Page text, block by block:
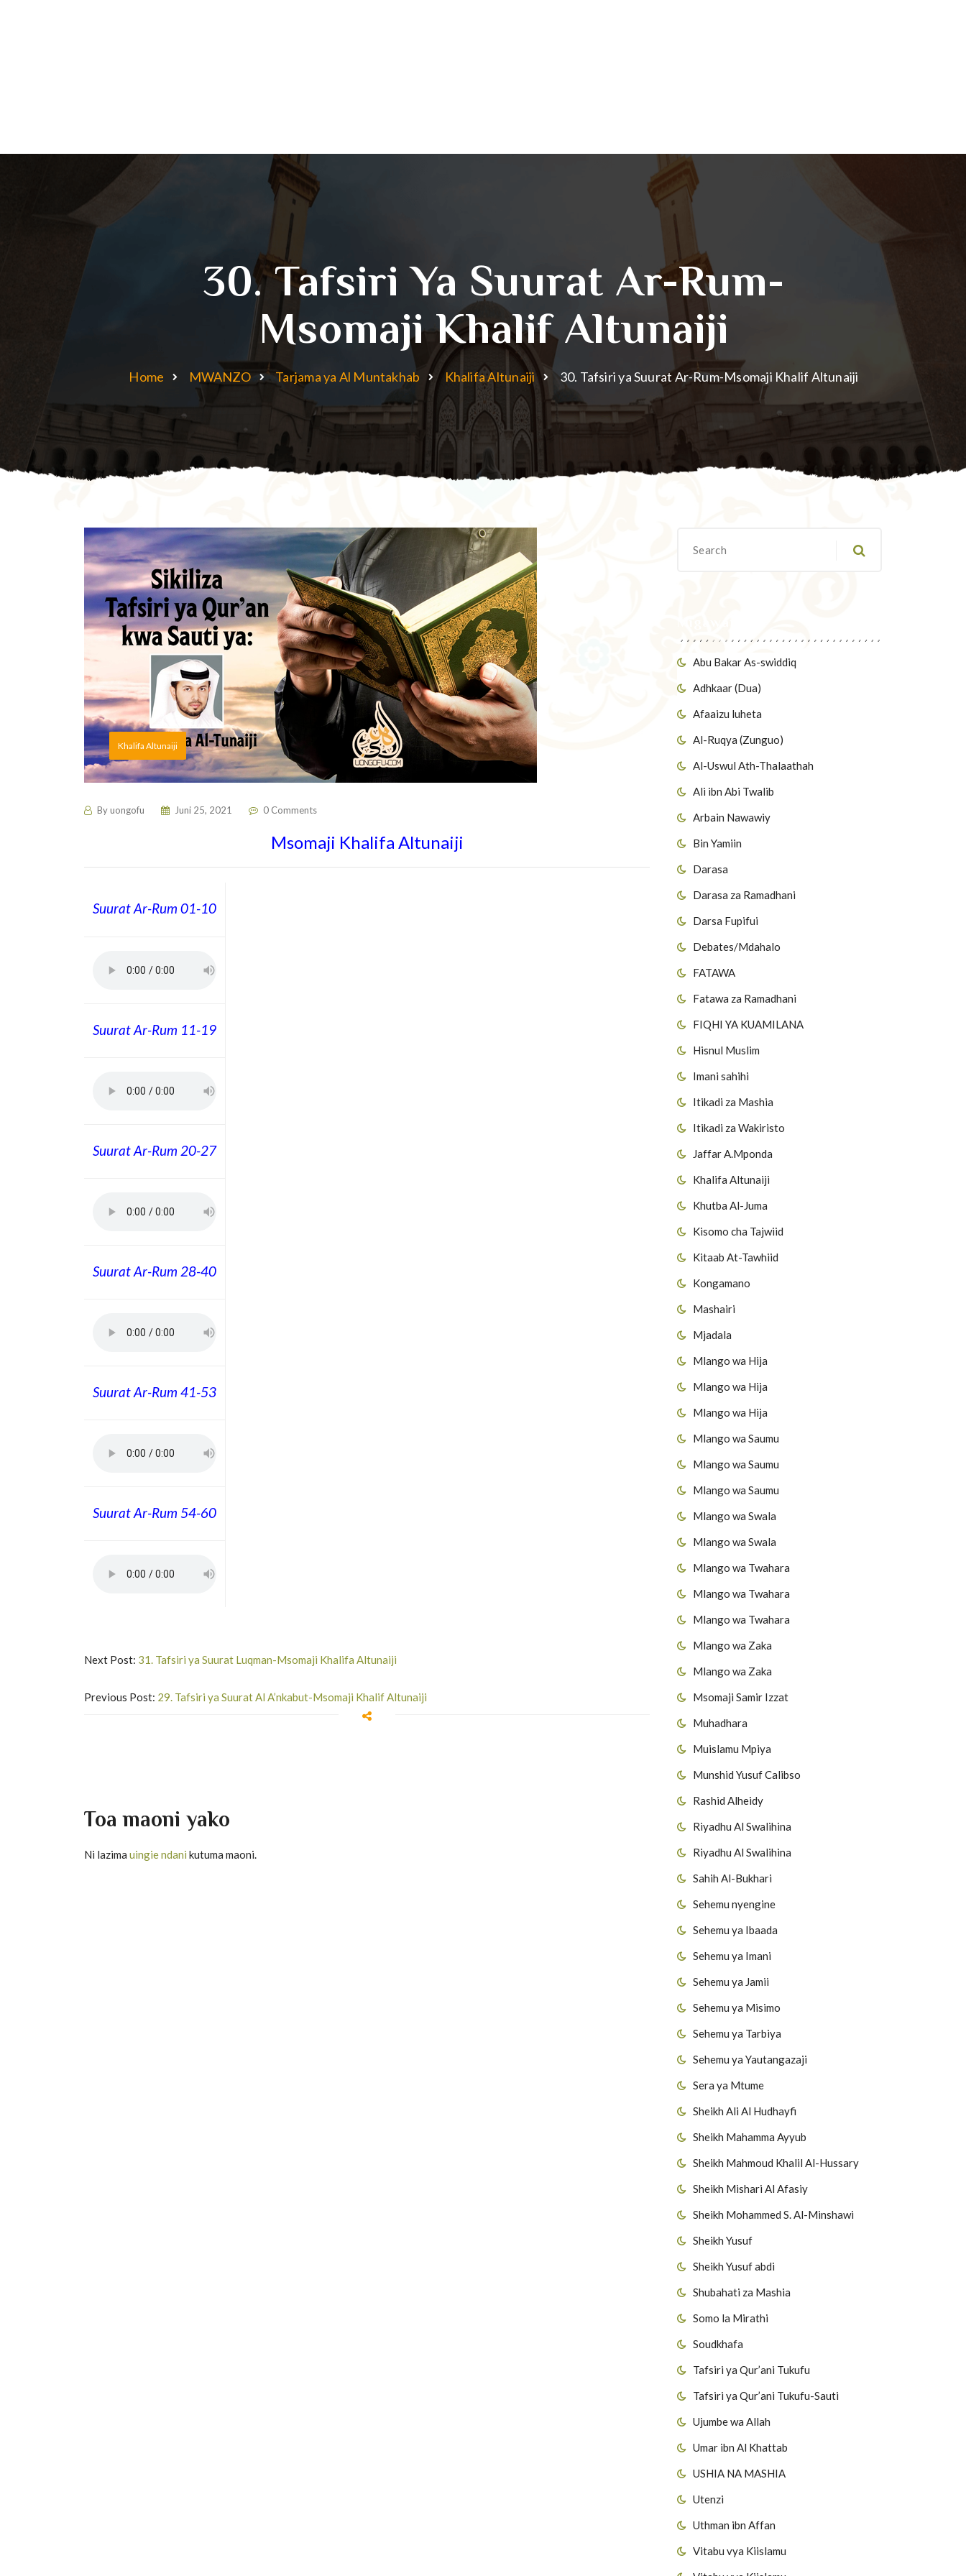
30. Tafsiri Ya Suurat Ar-Rum-
Msomaji Khalif Altunaiji
Home MWANZO Tarjama ya Al Muntakhab Khalifa Altunaiji 30. Tafsiri ya Suurat Ar-Rum-Msomaji Khalif Altunaiji
Abu Bakar As-swiddiq
Adhkaar (Dua)
Afaaizu luheta
Al-Ruqya (Zunguo)
Al-Uswul Ath-Thalaathah
Ali ibn Abi Twalib
Arbain Nawawiy
Bin Yamiin
Darasa
Darasa za Ramadhani
Darsa Fupifui
Debates/Mdahalo
FATAWA
Fatawa za Ramadhani
FIQHI YA KUAMILANA
Hisnul Muslim
Imani sahihi
Itikadi za Mashia
Itikadi za Wakiristo
Jaffar A.Mponda
Khalifa Altunaiji
Khutba Al-Juma
Kisomo cha Tajwiid
Kitaab At-Tawhiid
Kongamano
Mashairi
Mjadala
Mlango wa Hija
Mlango wa Hija
Mlango wa Hija
Mlango wa Saumu
Mlango wa Saumu
Mlango wa Saumu
Mlango wa Swala
Mlango wa Swala
Mlango wa Twahara
Mlango wa Twahara
Mlango wa Twahara
Mlango wa Zaka
Mlango wa Zaka
Msomaji Samir Izzat
Muhadhara
Muislamu Mpiya
Munshid Yusuf Calibso
Rashid Alheidy
Riyadhu Al Swalihina
Riyadhu Al Swalihina
Sahih Al-Bukhari
Sehemu nyengine
Sehemu ya Ibaada
Sehemu ya Imani
Sehemu ya Jamii
Sehemu ya Misimo
Sehemu ya Tarbiya
Sehemu ya Yautangazaji
Sera ya Mtume
Sheikh Ali Al Hudhayfi
Sheikh Mahamma Ayyub
Sheikh Mahmoud Khalil Al-Hussary
Sheikh Mishari Al Afasiy
Sheikh Mohammed S. Al-Minshawi
Sheikh Yusuf
Sheikh Yusuf abdi
Shubahati za Mashia
Somo la Mirathi
Soudkhafa
Tafsiri ya Qur’ani Tukufu
Tafsiri ya Qur’ani Tukufu-Sauti
Ujumbe wa Allah
Umar ibn Al Khattab
USHIA NA MASHIA
Utenzi
Uthman ibn Affan
Vitabu vya Kiislamu
Khalifa Altunaiji
Byuongofu Juni 25, 2021 0 Comments
Msomaji Khalifa Altunaiji
Suurat Ar-Rum 01-10
Suurat Ar-Rum 11-19
Suurat Ar-Rum 20-27
Suurat Ar-Rum 28-40
Suurat Ar-Rum 41-53
Suurat Ar-Rum 54-60
Next Post: 31. Tafsiri ya Suurat Luqman-Msomaji Khalifa Altunaiji
Previous Post: 29. Tafsiri ya Suurat Al A’nkabut-Msomaji Khalif Altunaiji
Toa maoni yako
Ni lazima uingie ndani kutuma maoni.